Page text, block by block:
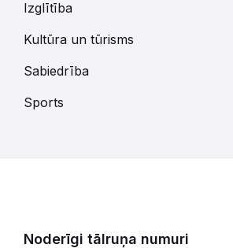
Izglītība
Kultūra un tūrisms
Sabiedrība
Sports
Noderīgi tālruņa numuri